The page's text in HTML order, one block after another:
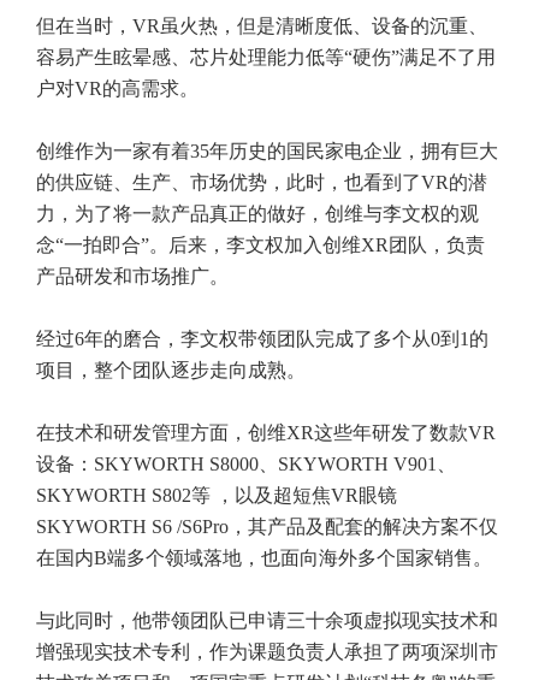
但在当时，VR虽火热，但是清晰度低、设备的沉重、
容易产生眩晕感、芯片处理能力低等“硬伤”满足不了用
户对VR的高需求。
创维作为一家有着35年历史的国民家电企业，拥有巨大
的供应链、生产、市场优势，此时，也看到了VR的潜
力，为了将一款产品真正的做好，创维与李文权的观
念“一拍即合”。后来，李文权加入创维XR团队，负责
产品研发和市场推广。
经过6年的磨合，李文权带领团队完成了多个从0到1的
项目，整个团队逐步走向成熟。
在技术和研发管理方面，创维XR这些年研发了数款VR
设备：SKYWORTH S8000、SKYWORTH V901、
SKYWORTH S802等 ，以及超短焦VR眼镜
SKYWORTH S6 /S6Pro，其产品及配套的解决方案不仅
在国内B端多个领域落地，也面向海外多个国家销售。
与此同时，他带领团队已申请三十余项虚拟现实技术和
增强现实技术专利，作为课题负责人承担了两项深圳市